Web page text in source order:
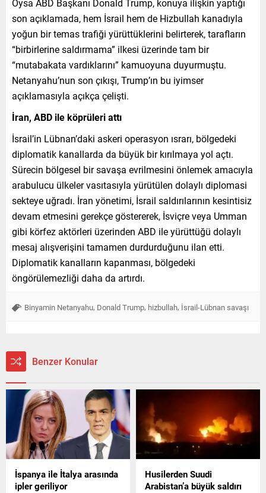
son açıklamada, hem İsrail hem de Hizbullah kanadıyla
yoğun bir temas trafiği yürüttüklerini belirterek, tarafların
“birbirlerine saldırmama” ilkesi üzerinde tam bir
“mutabakata vardıklarını” kamuoyuna duyurmuştu.
Netanyahu’nun son çıkışı, Trump’ın bu iyimser
açıklamasıyla açıkça çelişti.
İran, ABD ile köprüleri attı
İsrail’in Lübnan’daki askeri operasyon ısrarı, bölgedeki
diplomatik kanallarda da büyük bir kırılmaya yol açtı.
Sürecin bölgesel bir savaşa evrilmesini önlemek amacıyla
arabulucu ülkeler vasıtasıyla yürütülen dolaylı diplomasi
sekteye uğradı. İran yönetimi, İsrail saldırılarının kesintisiz
devam etmesini gerekçe göstererek, İsviçre veya Umman
gibi körfez aktörleri üzerinden ABD ile yürüttüğü dolaylı
mesaj alışverişini tamamen durdurduğunu ilan etti.
Diplomatik kanalların kapanması, bölgedeki
öngörülemezliği daha da artırdı.
Binyamin Netanyahu, Donald Trump, hizbullah, İsrail-Lübnan savaşı
Benzer Konular
İspanya ile İtalya arasında
ipler geriliyor
Husilerden Suudi
Arabistan’a büyük saldırı